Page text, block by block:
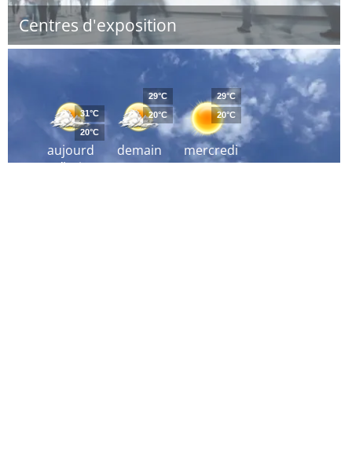
Centres d'exposition
aujourd
´hui
31°C
20°C
demain
29°C
20°C
mercredi
29°C
20°C